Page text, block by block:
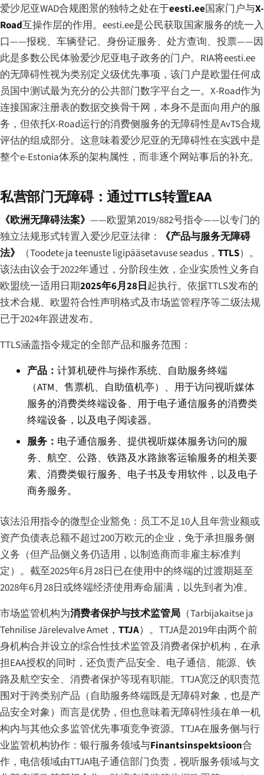
爱沙尼亚WAD合规图景的独特之处在于eesti.ee国家门户与X-
Road互操作层的作用。eesti.ee是公民获取国家服务的统一入
口——报税、车辆登记、身份证服务、处方查询、投票——因
此是多数公民体验爱沙尼亚电子政务的门户。RIA将eesti.ee
的无障碍性视为类别定义级优先事项，该门户是欧盟任何成
员国中测试最为充分的公共部门数字平台之一。X-Road作为
连接国家注册表的数据交换骨干网，本身不是面向用户的服
务，但依托X-Road运行的消费侧服务的无障碍性是AvTS合规
评估的组成部分。这意味着爱沙尼亚的无障碍性在实践中是
整个e-Estonia体系的架构属性，而非逐个网站事后的补充。
私营部门无障碍：通过TTLS转置EAA
《欧洲无障碍法案》 ——欧盟第2019/882号指令——以专门的
独立法规形式转置入爱沙尼亚法律：
《产品与服务无障碍
法》
（Toodete ja teenuste ligipääsetavuse seadus ， TTLS）。
该法由议会于2022年通过，分阶段生效，企业实质性义务自
欧盟统一适用日期2025年6月28日起执行。依据TTLS发布的
技术合规、欧盟符合性声明格式及市场监管程序等二级法规
已于2024年跟进发布。
TTLS涵盖指令规定的全部产品和服务范围：
产品：计算机硬件与操作系统、自助服务终端
（ATM、售票机、自助值机亭）、用于访问视听媒体
服务的消费类终端设备、用于电子通信服务的消费类
终端设备，以及电子阅读器。
服务： 电子通信服务、提供视听媒体服务访问的服
务、航空、公路、铁路及水路旅客运输服务的相关要
素、消费类银行服务、电子书及专用软件，以及电子
商务服务。
该法沿用指令的微型企业豁免：员工不足10人且年营业额或
资产负债表总额不超过200万欧元的企业，免于承担服务侧
义务（但产品侧义务仍适用，以制造商而非雇主标准判
定）。截至2025年6月28日已在使用中的终端的过渡期延至
2028年6月28日或终端经济使用寿命届满，以先到者为准。
市场监管机构为消费者保护与技术监管局 （Tarbijakaitse ja
Tehnilise Järelevalve Amet ， TTJA）。TTJA是2019年由两个前
身机构合并设立的综合性技术监管及消费者保护机构，在承
担EAA授权的同时，还负责产品安全、电子通信、能源、铁
路及航空安全、消费者保护等现有职能。TTJA宽泛的职责范
围对于跨类别产品（自助服务终端既是无障碍对象，也是产
品安全对象）而言是优势，但也意味着无障碍性须在单一机
构内与其他众多监管优先事项竞争资源。TTJA在服务侧与行
业监管机构协作：银行服务领域与Finantsinspektsioon合
作，电信领域由TTJA电子通信部门负责，视听服务领域与文